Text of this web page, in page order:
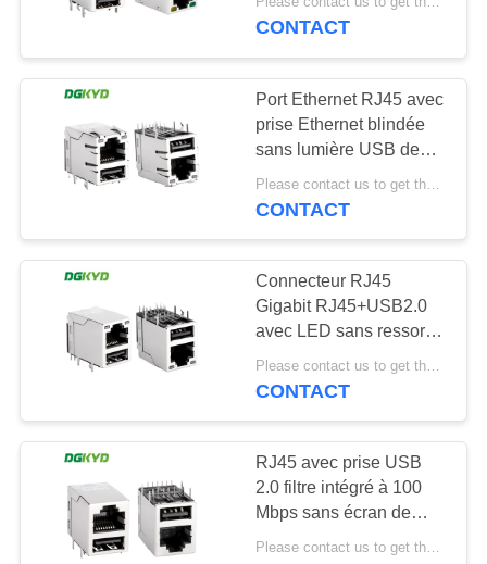
RJ45 avec le
transformateur
64
RJ45 SMD
39
blindé
CONTACT
Port Ethernet RJ45 avec
prise Ethernet blindée
sans lumière USB de
100 Mbps
DGKYD611B101DB1WD009
CONTACT
Connecteur RJ45
Gigabit RJ45+USB2.0
avec LED sans ressort
KRJ-
008QGYGWUSBNL
Please contact us to get the latest price. MOQ:1 pièce
CONTACT
RJ45 avec prise USB
2.0 filtre intégré à 100
Mbps sans écran de
bande lumineuse KRJ-
Please contact us to get the latest price. MOQ:1 pièce